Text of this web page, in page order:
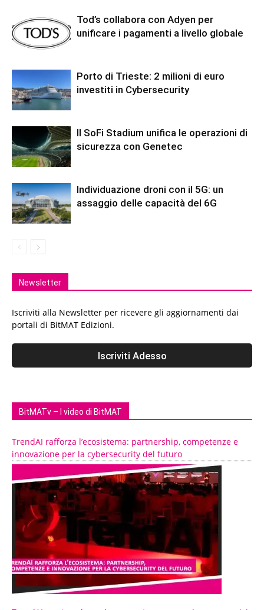
Tod’s collabora con Adyen per
unificare i pagamenti a livello globale
Porto di Trieste: 2 milioni di euro
investiti in Cybersecurity
Il SoFi Stadium unifica le operazioni di
sicurezza con Genetec
Individuazione droni con il 5G: un
assaggio delle capacità del 6G
Newsletter
Iscriviti alla Newsletter per ricevere gli aggiornamenti dai
portali di BitMAT Edizioni.
BitMATv – I video di BitMAT
TrendAI rafforza l’ecosistema: partnership, competenze e
innovazione per la cybersecurity del futuro